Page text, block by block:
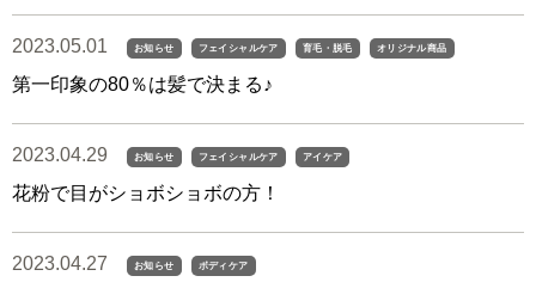
2023.05.01 お知らせ フェイシャルケア 育毛・脱毛 オリジナル商品
第一印象の80％は髪で決まる♪
2023.04.29 お知らせ フェイシャルケア アイケア
花粉で目がショボショボの方！
2023.04.27 お知らせ ボディケア